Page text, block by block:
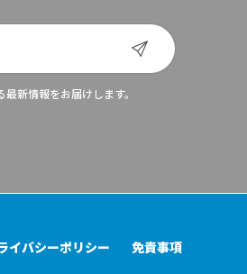
新情報をお届けします。
イバシーポリシー 免責事項